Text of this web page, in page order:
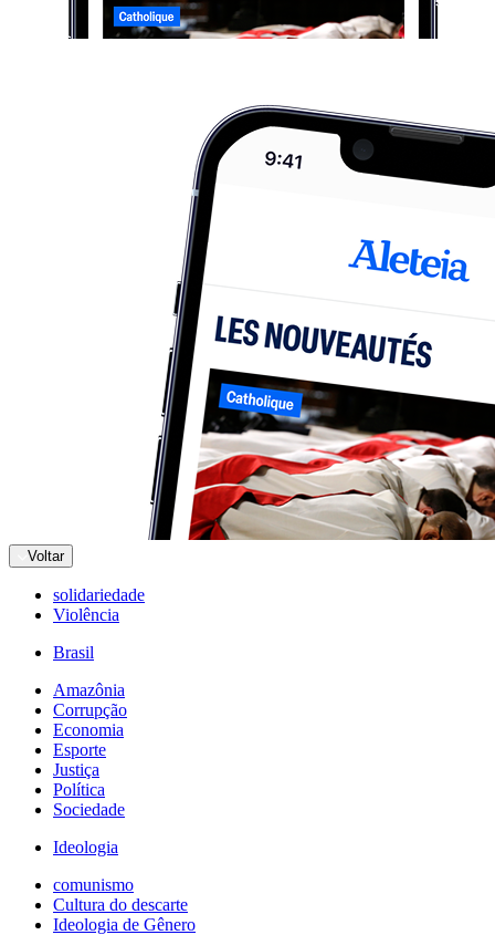
Voltar
solidariedade
Violência
Brasil
Amazônia
Corrupção
Economia
Esporte
Justiça
Política
Sociedade
Ideologia
comunismo
Cultura do descarte
Ideologia de Gênero